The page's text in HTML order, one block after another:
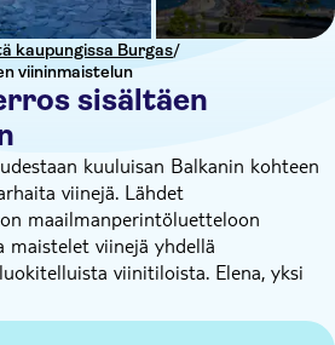
kaupungissa Burgas/
viininmaistelun
sisältäen
kuuluisan Balkanin kohteen
viinejä. Lähdet
maailmanperintöluetteloon
maistelet viinejä yhdellä
viinitiloista. Elena, yksi
kertoo: "Pyhän Sofian
ajan yksi Mustanmeren alueen